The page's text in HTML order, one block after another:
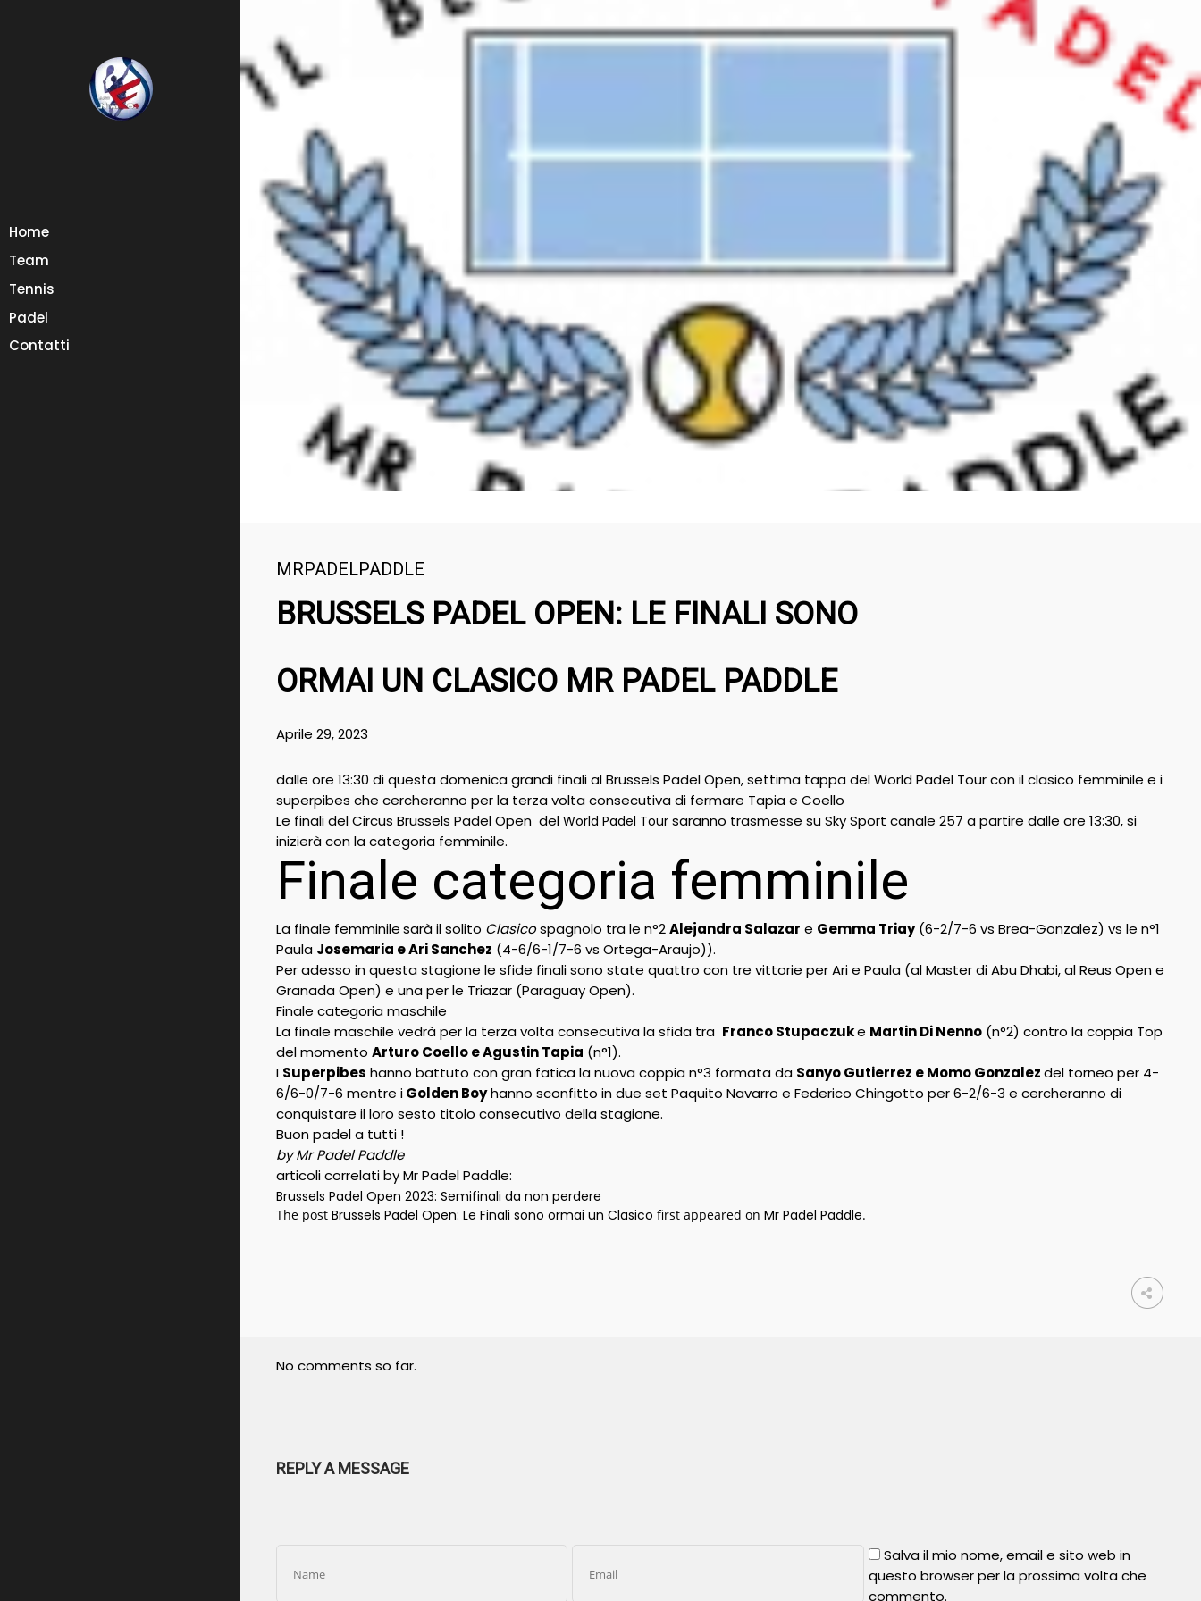
Home
Team
Tennis
Padel
Contatti
MRPADELPADDLE
BRUSSELS PADEL OPEN: LE FINALI SONO
ORMAI UN CLASICO MR PADEL PADDLE
Aprile 29, 2023
dalle ore 13:30 di questa domenica grandi finali al Brussels Padel Open, settima tappa del World Padel Tour con il clasico femminile e i
superpibes che cercheranno per la terza volta consecutiva di fermare Tapia e Coello
Le finali del Circus Brussels Padel Open del World Padel Toursaranno trasmesse su Sky Sport canale 257 a partire dalle ore 13:30, si
inizierà con la categoria femminile.
Finale categoria femminile
La finale femminilesarà il solito Clasicospagnolo tra le n°2Alejandra Salazar e Gemma Triay(6-2/7-6 vs Brea-Gonzalez) vs le n°1
Paula Josemaria e Ari Sanchez (4-6/6-1/7-6 vs Ortega-Araujo)).
Per adesso in questa stagione le sfide finali sono state quattro con tre vittorie per Ari e Paula (al Master di Abu Dhabi, al Reus Open e
Granada Open) e una per le Triazar (Paraguay Open).
Finale categoria maschile
La finale maschile vedrà per la terza volta consecutiva la sfida tra Franco Stupaczuke Martin Di Nenno(n°2) contro la coppia Top
del momento Arturo Coello e Agustin Tapia (n°1).
I Superpibes hanno battuto con gran fatica la nuova coppia n°3 formata da Sanyo Gutierrez e Momo Gonzalezdel torneo per 4-
6/6-0/7-6 mentre iGolden Boyhanno sconfitto in due set Paquito Navarro e Federico Chingotto per 6-2/6-3 e cercheranno di
conquistare il loro sesto titolo consecutivo della stagione.
Buon padel a tutti !
by Mr Padel Paddle
articoli correlati by Mr Padel Paddle:
Brussels Padel Open 2023: Semifinali da non perdere
The post Brussels Padel Open: Le Finali sono ormai un Clasico first appeared on Mr Padel Paddle.
No comments so far.
REPLY A MESSAGE
Salva il mio nome, email e sito web in
questo browser per la prossima volta che
commento.